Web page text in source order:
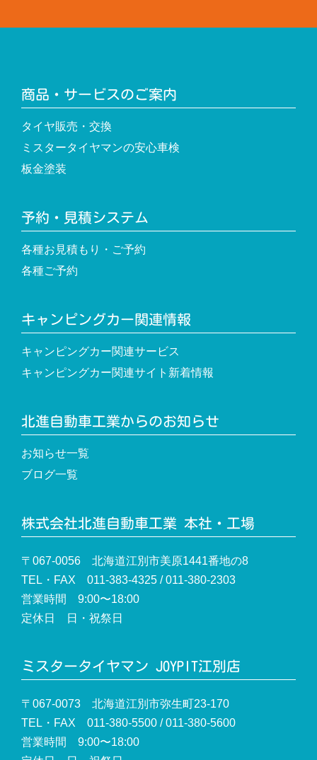
商品・サービスのご案内
タイヤ販売・交換
ミスタータイヤマンの安心車検
板金塗装
予約・見積システム
各種お見積もり・ご予約
各種ご予約
キャンピングカー関連情報
キャンピングカー関連サービス
キャンピングカー関連サイト新着情報
北進自動車工業からのお知らせ
お知らせ一覧
ブログ一覧
株式会社北進自動車工業 本社・工場
〒067-0056 北海道江別市美原1441番地の8
TEL・FAX 011-383-4325 / 011-380-2303
営業時間 9:00〜18:00
定休日 日・祝祭日
ミスタータイヤマン JOYPIT江別店
〒067-0073 北海道江別市弥生町23-170
TEL・FAX 011-380-5500 / 011-380-5600
営業時間 9:00〜18:00